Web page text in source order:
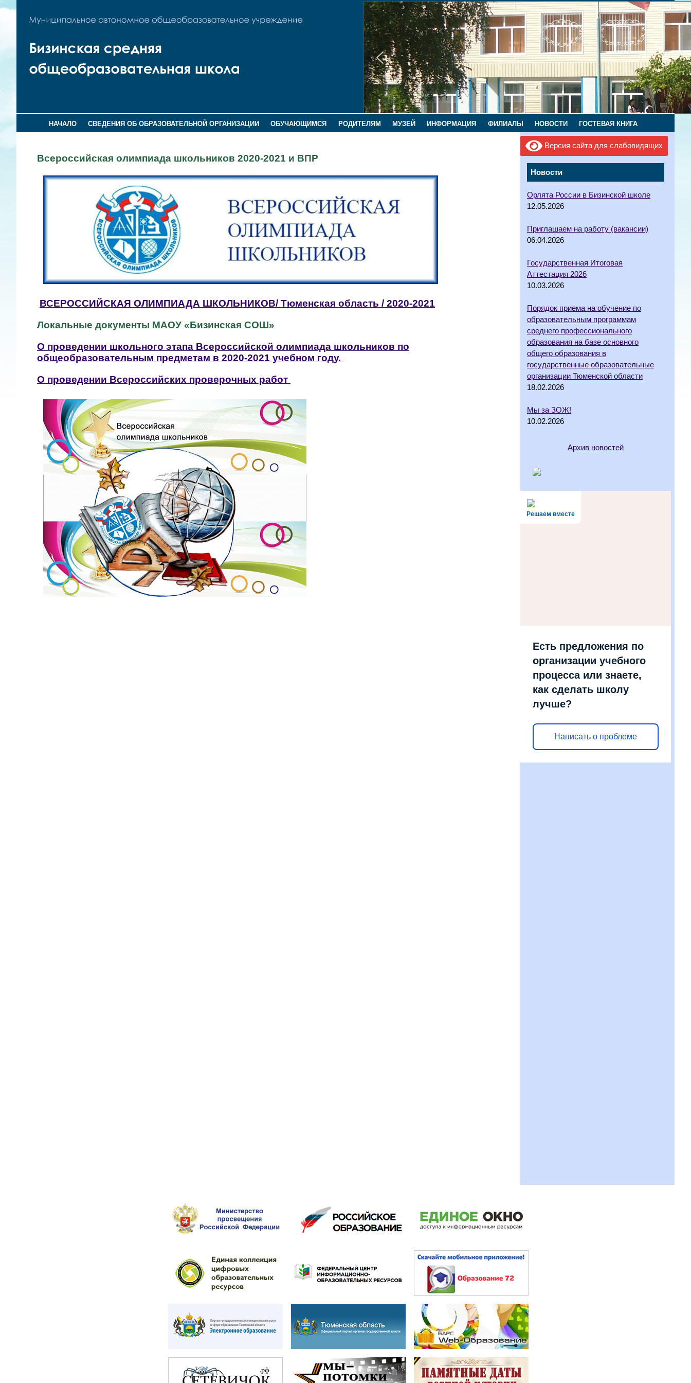
НАЧАЛО СВЕДЕНИЯ ОБ ОБРАЗОВАТЕЛЬНОЙ ОРГАНИЗАЦИИ ОБУЧАЮЩИМСЯ РОДИТЕЛЯМ МУЗЕЙ ИНФОРМАЦИЯ ФИЛИАЛЫ НОВОСТИ ГОСТЕВАЯ КНИГА
Версия сайта для слабовидящих
Новости
Орлята России в Бизинской школе
12.05.2026
Приглашаем на работу (вакансии)
06.04.2026
Государственная Итоговая
Аттестация 2026
10.03.2026
Порядок приема на обучение по
образовательным программам
среднего профессионального
образования на базе основного
общего образования в
государственные образовательные
организации Тюменской области
18.02.2026
Мы за ЗОЖ!
10.02.2026
Архив новостей
Решаем вместе
Есть предложения по
организации учебного
процесса или знаете,
как сделать школу
лучше?
Написать о проблеме
Всероссийская олимпиада школьников 2020-2021 и ВПР
ВСЕРОССИЙСКАЯ ОЛИМПИАДА ШКОЛЬНИКОВ/ Тюменская область / 2020-2021
Локальные документы МАОУ «Бизинская СОШ»
О проведении школьного этапа Всероссийской олимпиада школьников по
общеобразовательным предметам в 2020-2021 учебном году.
О проведении Всероссийских проверочных работ